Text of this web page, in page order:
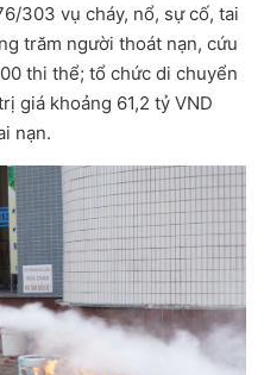
303 vụ cháy, nổ, sự cố, tai
trăm người thoát nạn, cứu
thi thể; tổ chức di chuyển
giá khoảng 61,2 tỷ VND
nạn.